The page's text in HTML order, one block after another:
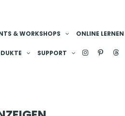
& WORKSHOPS ONLINE LERNEN
SUPPORT